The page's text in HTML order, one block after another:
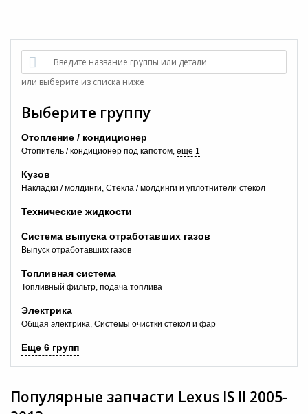
Введите название группы или детали
или выберите из списка ниже
Выберите группу
Отопление / кондиционер
Отопитель / кондиционер под капотом еще 1
Кузов
Накладки / молдинги Стекла / молдинги и уплотнители стекол
Технические жидкости
Система выпуска отработавших газов
Выпуск отработавших газов
Топливная система
Топливный фильтр, подача топлива
Электрика
Общая электрика Системы очистки стекол и фар
Еще 6 групп
Популярные запчасти Lexus IS II 2005-